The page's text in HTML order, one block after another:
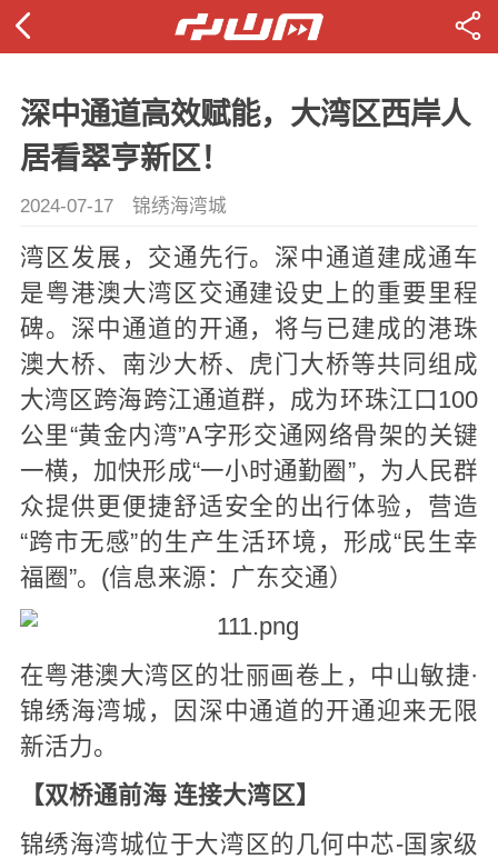
深中通道高效赋能，大湾区西岸人
居看翠亨新区！
2024-07-17 锦绣海湾城
湾区发展，交通先行。深中通道建成通车
是粤港澳大湾区交通建设史上的重要里程
碑。深中通道的开通，将与已建成的港珠
澳大桥、南沙大桥、虎门大桥等共同组成
大湾区跨海跨江通道群，成为环珠江口100
公里“黄金内湾”A字形交通网络骨架的关键
一横，加快形成“一小时通勤圈”，为人民群
众提供更便捷舒适安全的出行体验，营造
“跨市无感”的生产生活环境，形成“民生幸
福圈”。(信息来源：广东交通）
在粤港澳大湾区的壮丽画卷上，中山敏捷·
锦绣海湾城，因深中通道的开通迎来无限
新活力。
【双桥通前海 连接大湾区】
锦绣海湾城位于大湾区的几何中芯-国家级